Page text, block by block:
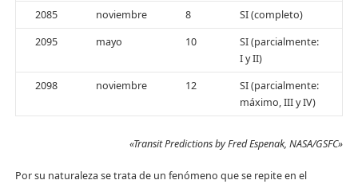
2085
noviembre 8
SI (completo)
2095
mayo 10
SI (parcialmente:
I y II)
2098
noviembre 12
SI (parcialmente:
máximo, III y IV)
«Transit Predictions by Fred Espenak, NASA/GSFC»
Por su naturaleza se trata de un fenómeno que se repite en el